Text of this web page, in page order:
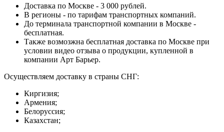
Доставка по Москве - 3 000 рублей.
В регионы - по тарифам транспортных компаний.
До терминала транспортной компании в Москве -
бесплатная.
Также возмозжна бесплатная доставка по Москве при
условии видео отзыва о продукции, купленной в
компании Арт Барьер.
Осуществляем доставку в страны СНГ:
Киргизия;
Армения;
Белоруссия;
Казахстан;